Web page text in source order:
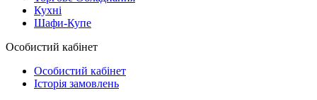
Кухні
Шафи-Купе
Особистий кабінет
Особистий кабінет
Історія замовлень